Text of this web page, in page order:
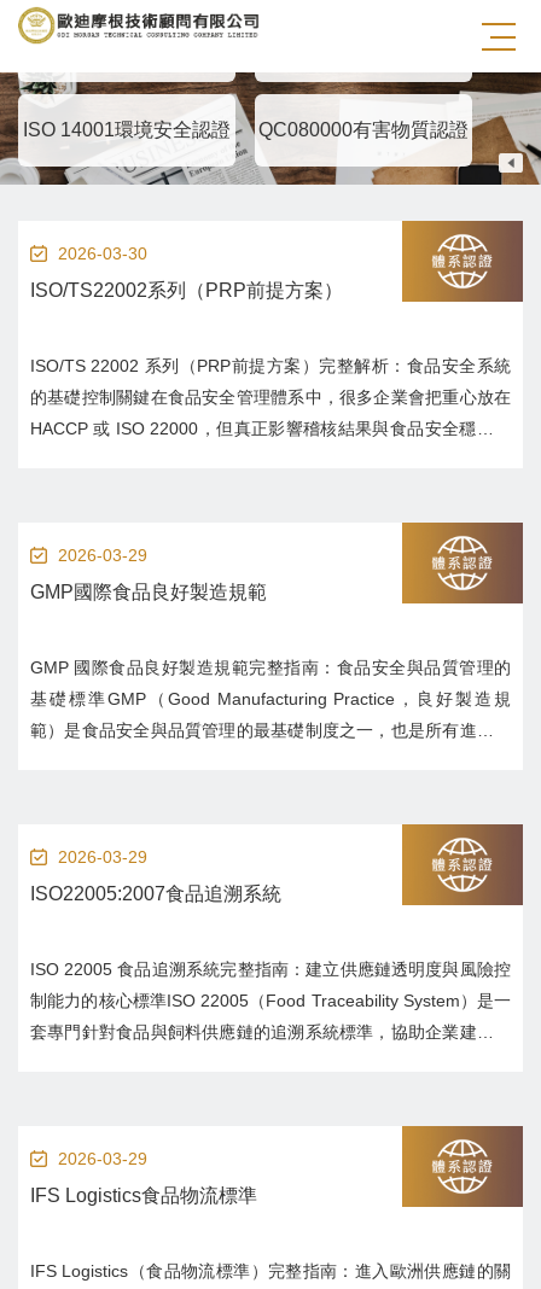
ISO 9001品質管理認證
ISO 14001環境安全認證 QC080000有害物質認證
國
ISO
2026-03-30
ISO/TS22002系列（PRP前提方案）
ISO/TS 22002 系列（PRP前提方案）完整解析：食品安全系統
的基礎控制關鍵在食品安全管理體系中，很多企業會把重心放在
HACCP 或 ISO 22000，但真正影響稽核結果與食品安全穩定性
2026-03-29
GMP國際食品良好製造規範
GMP 國際食品良好製造規範完整指南：食品安全與品質管理的
基礎標準GMP（Good Manufacturing Practice，良好製造規
範）是食品安全與品質管理的最基礎制度之一，也是所有進階食
2026-03-29
ISO22005:2007食品追溯系統
ISO 22005 食品追溯系統完整指南：建立供應鏈透明度與風險控
制能力的核心標準ISO 22005（Food Traceability System）是一
套專門針對食品與飼料供應鏈的追溯系統標準，協助企業建立從
2026-03-29
IFS Logistics食品物流標準
IFS Logistics（食品物流標準）完整指南：進入歐洲供應鏈的關